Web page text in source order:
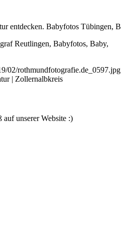
02/rothmundfotografie.de_0597.jpg
| Zollernalbkreis
unserer Website :)